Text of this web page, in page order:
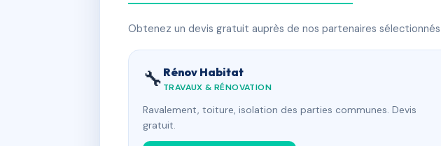
Obtenez un devis gratuit auprès de nos partenaires
🔧 Rénov Habitat
TRAVAUX & RÉNOVATION
Ravalement, toiture, isolation des parties communes. Devis
gratuit.